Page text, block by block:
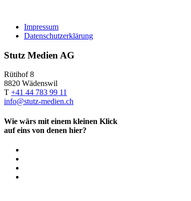
Impressum
Datenschutzerklärung
Stutz Medien AG
Rütihof 8
8820 Wädenswil
T +41 44 783 99 11
info@stutz-medien.ch
Wie wärs mit einem kleinen Klick
auf eins von denen hier?